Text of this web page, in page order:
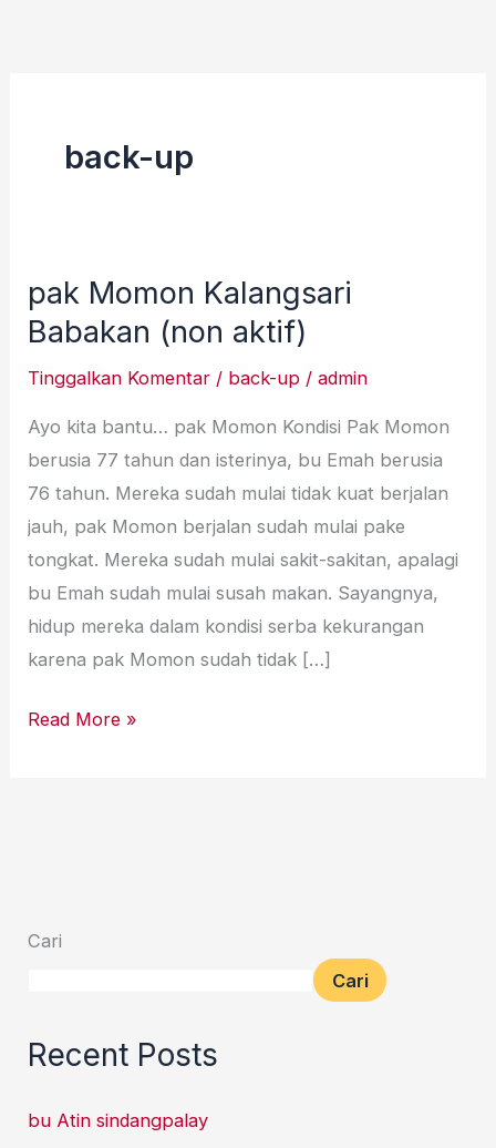
back-up
pak Momon Kalangsari
Babakan (non aktif)
Tinggalkan Komentar / back-up /admin
Ayo kita bantu… pak Momon Kondisi Pak Momon
berusia 77 tahun dan isterinya, bu Emah berusia
76 tahun. Mereka sudah mulai tidak kuat berjalan
jauh, pak Momon berjalan sudah mulai pake
tongkat. Mereka sudah mulai sakit-sakitan, apalagi
bu Emah sudah mulai susah makan. Sayangnya,
hidup mereka dalam kondisi serba kekurangan
karena pak Momon sudah tidak […]
pak
Momon
Babakan
(non
aktif)
Read More »
Cari
Cari
Recent Posts
bu Atin sindangpalay